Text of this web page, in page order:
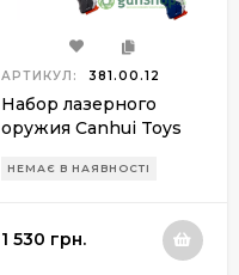
АРТИКУЛ: 381.00.12
Набор лазерного
оружия Canhui Toys
BB8823C (4
НЕМАЄ В НАЯВНОСТІ
1 530 грн.